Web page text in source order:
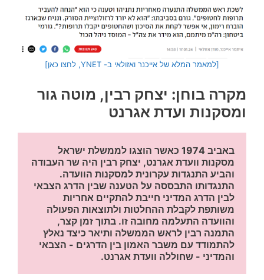
[למאמר המלא של אייכנר ואזולאי ב- YNET, לחצו כאן]
מקרה בוחן: יצחק רבין, מוטה גור
ומסקנות ועדת אגרנט
והמדיני - שחוללה וועדת אגרנט.